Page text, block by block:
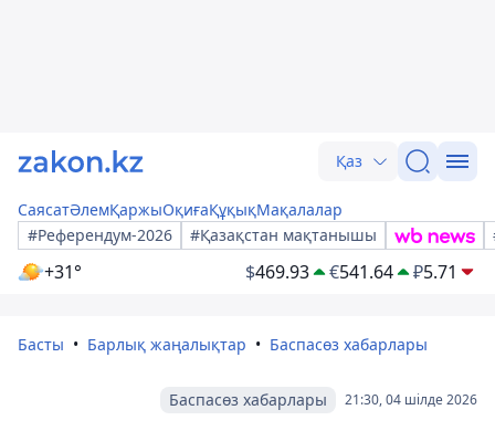
Қаз
СаясатӘлемҚаржыОқиғаҚұқықМақалалар
#Референдум-2026
#Қазақстан мақтанышы
+31° $469.93 €541.64 ₽5.71
Басты Барлық жаңалықтар Баспасөз хабарлары
21:30, 04 шілде 2026
Баспасөз хабарлары